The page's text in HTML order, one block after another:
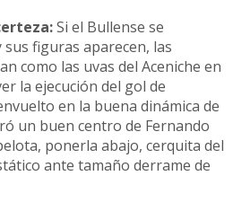
Si el Bullense se
sus figuras aparecen, las
como las uvas del Aceniche en
la ejecución del gol de
en la buena dinámica de
un buen centro de Fernando
ponerla abajo, cerquita del
ante tamaño derrame de